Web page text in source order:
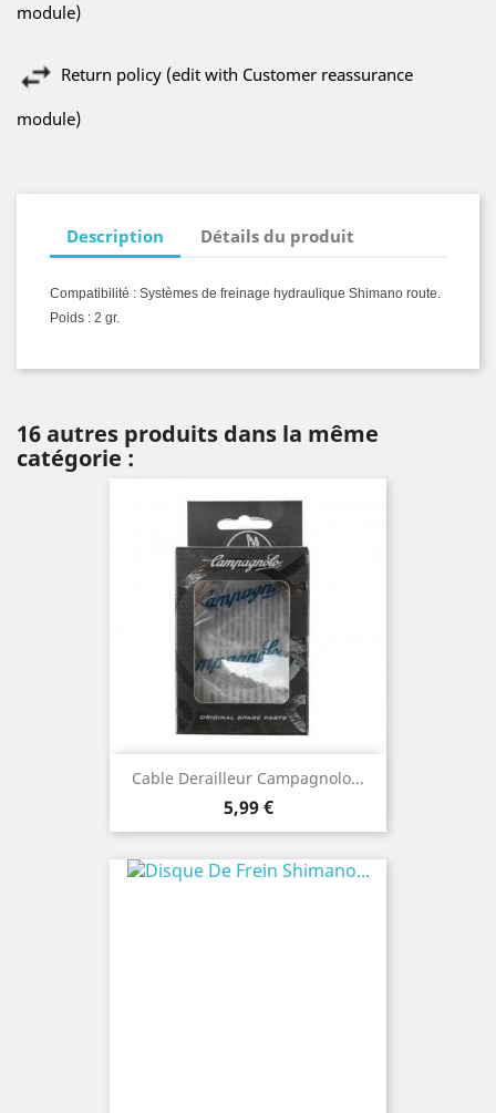
module)
Return policy (edit with Customer reassurance
module)
Description Détails du produit
Compatibilité : Systèmes de freinage hydraulique Shimano route.
Poids : 2 gr.
16 autres produits dans la même
catégorie :
Cable Derailleur Campagnolo...
Prix
5,99 €